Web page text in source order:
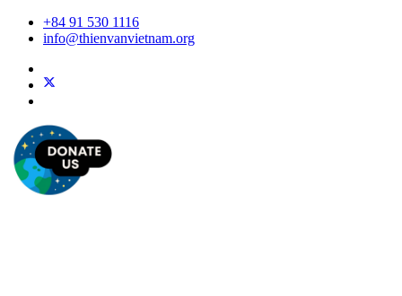
+84 91 530 1116
info@thienvanvietnam.org